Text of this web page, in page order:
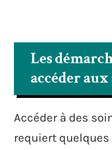
Les
accéder
Accéder à des
requiert